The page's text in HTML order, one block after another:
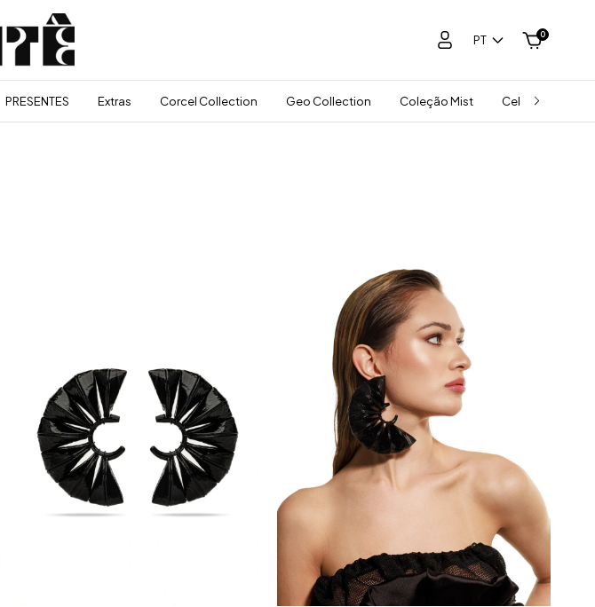
PT 0
PRESENTES Extras Corcel Collection Geo Collection Coleção Mist Celebra